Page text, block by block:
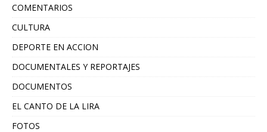
COMENTARIOS
CULTURA
DEPORTE EN ACCION
DOCUMENTALES Y REPORTAJES
DOCUMENTOS
EL CANTO DE LA LIRA
FOTOS